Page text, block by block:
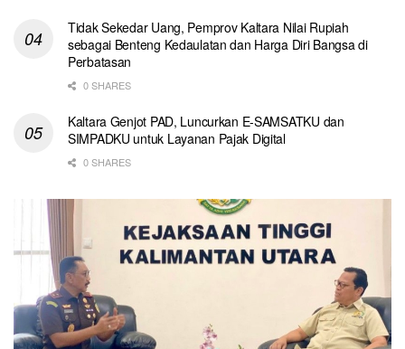
Tidak Sekedar Uang, Pemprov Kaltara Nilai Rupiah
sebagai Benteng Kedaulatan dan Harga Diri Bangsa di
Perbatasan
0 SHARES
Kaltara Genjot PAD, Luncurkan E-SAMSATKU dan
SIMPADKU untuk Layanan Pajak Digital
0 SHARES